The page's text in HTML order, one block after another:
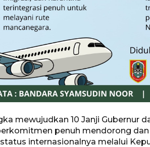
mewujudkan 10 Janji Gubernur
penuh mendorong
internasionalnya melalui